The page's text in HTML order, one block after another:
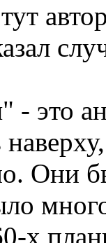
- это
Они
х